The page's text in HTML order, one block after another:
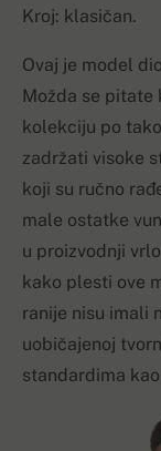
Kroj: klasičan.
Ovaj je model
Možda se pitate
kolekciju po
zadržati visoke
koji su ručno
male ostatke
u proizvodnji
kako plesti ove
ranije nisu imali
uobičajenoj
standardima